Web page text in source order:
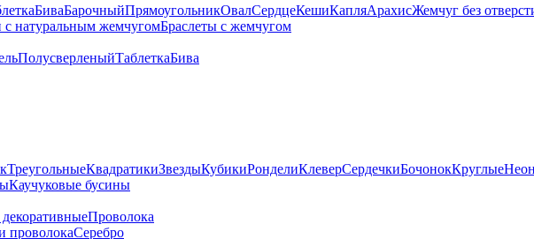
БиваБарочныйПрямоугольникОвалСердцеКешиКапляАрахисЖемчуг без
с натуральным жемчугомБраслеты с жемчугом
ПолусверленыйТаблеткаБива
ТреугольныеКвадратикиЗвездыКубикиРонделиКлеверСердечкиБочонокКруглые
Каучуковые бусины
Проволока
проволокаСеребро